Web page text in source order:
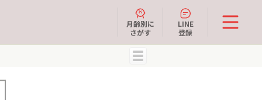
月齢別に
さがす
LINE
登録